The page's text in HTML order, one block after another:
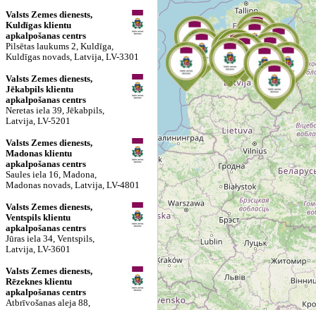
Valsts Zemes dienests,
Kuldīgas klientu
apkalpošanas centrs
Pilsētas laukums 2, Kuldīga,
Kuldīgas novads, Latvija, LV-3301
Valsts Zemes dienests,
Jēkabpils klientu
apkalpošanas centrs
Neretas iela 39, Jēkabpils,
Latvija, LV-5201
Valsts Zemes dienests,
Madonas klientu
apkalpošanas centrs
Saules iela 16, Madona,
Madonas novads, Latvija, LV-4801
Valsts Zemes dienests,
Ventspils klientu
apkalpošanas centrs
Jūras iela 34, Ventspils,
Latvija, LV-3601
Valsts Zemes dienests,
Rēzeknes klientu
apkalpošanas centrs
Atbrīvošanas aleja 88,